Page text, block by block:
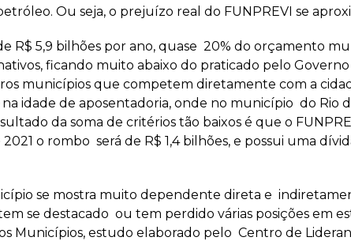
Ou seja, o prejuízo real do FUNPREVI se
R$ 5,9 bilhões por ano, quase 20% do orçamento
ficando muito abaixo do praticado pelo
municípios que competem diretamente com a
idade de aposentadoria, onde no município do Rio
da soma de critérios tão baixos é que o
o rombo será de R$ 1,4 bilhões, e possui uma
se mostra muito dependente direta e
se destacado ou tem perdido várias posições em
Municípios, estudo elaborado pelo Centro de